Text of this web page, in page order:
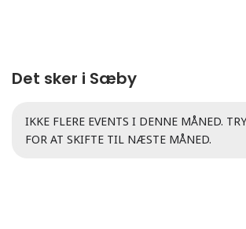
Det sker i Sæby
IKKE FLERE EVENTS I DENNE MÅNED.
FOR AT SKIFTE TIL NÆSTE MÅNED.